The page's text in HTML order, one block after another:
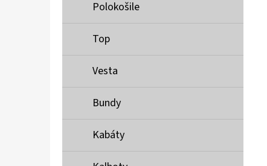
Polokošile
Top
Vesta
Bundy
Kabáty
MUSTANG PÁSEK